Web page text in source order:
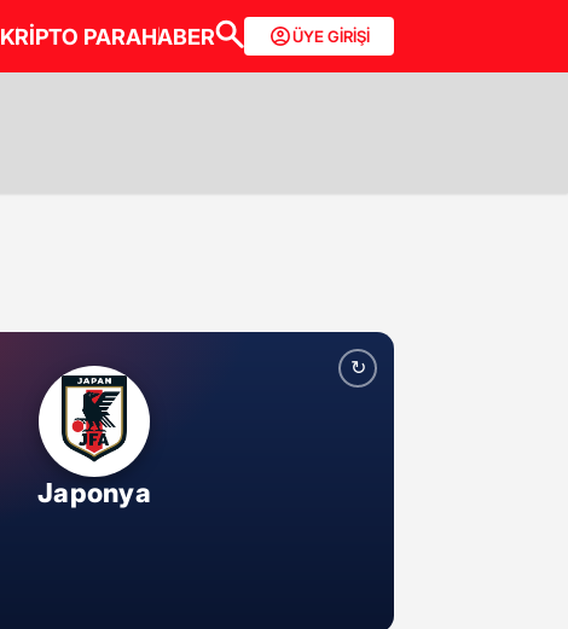
KRİPTO PARAHABER ÜYE GİRİŞİ
↻
Japonya